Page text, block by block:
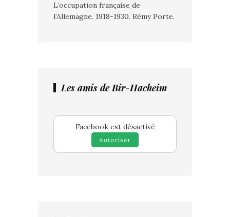
L’occupation française de
l’Allemagne. 1918-1930. Rémy Porte.
Les amis de Bir-Hacheim
Facebook est désactivé
Autoriser